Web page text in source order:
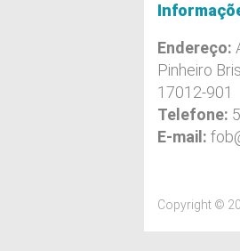
Endereço:
Pinheiro
17012-901
Telefone:
E-mail:
Copyright ©